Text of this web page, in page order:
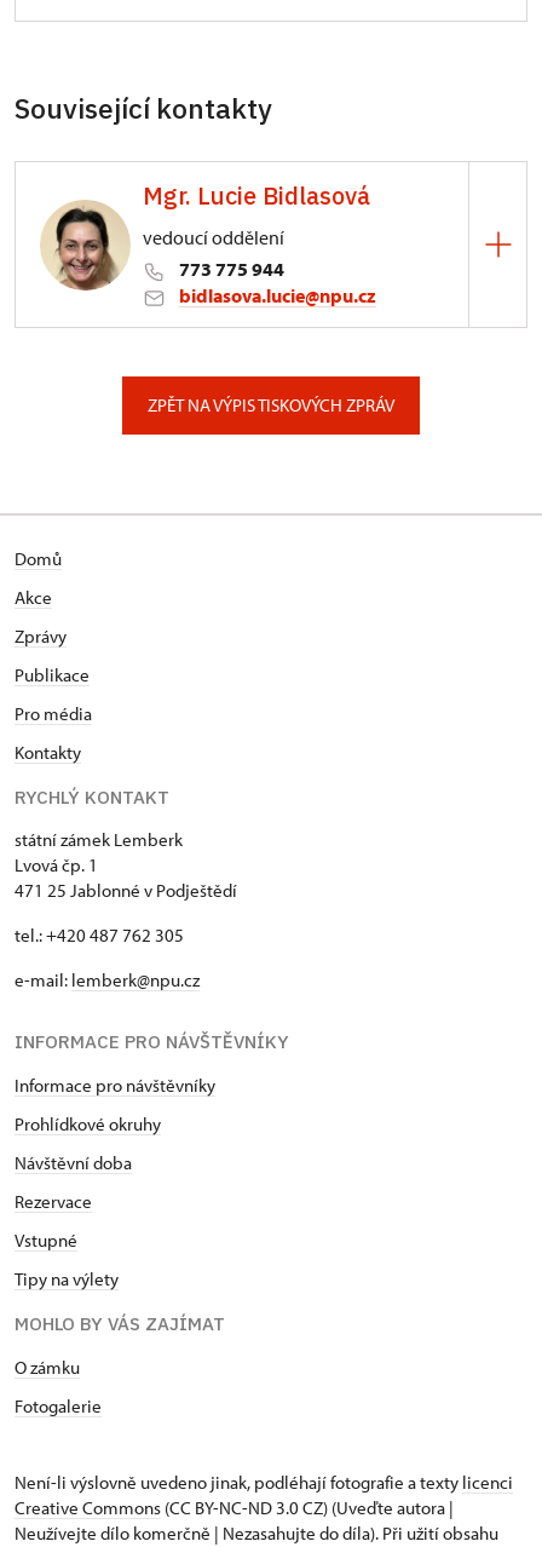
Související kontakty
Mgr. Lucie Bidlasová
vedoucí oddělení
773 775 944
bidlasova.lucie@npu.cz
ZPĚT NA VÝPIS TISKOVÝCH ZPRÁV
Domů
Akce
Zprávy
Publikace
Pro média
Kontakty
RYCHLÝ KONTAKT
státní zámek Lemberk
Lvová čp. 1
471 25 Jablonné v Podještědí
tel.: +420 487 762 305
e-mail: lemberk@npu.cz
INFORMACE PRO NÁVŠTĚVNÍKY
Informace pro návštěvníky
Prohlídkové okruhy
Návštěvní doba
Rezervace
Vstupné
Tipy na výlety
MOHLO BY VÁS ZAJÍMAT
O zámku
Fotogalerie
Není-li výslovně uvedeno jinak, podléhají fotografie a texty licenci
Creative Commons (CC BY-NC-ND 3.0 CZ) (Uveďte autora |
Neužívejte dílo komerčně | Nezasahujte do díla). Při užití obsahu